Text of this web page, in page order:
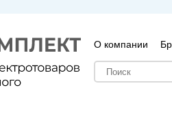
О компании